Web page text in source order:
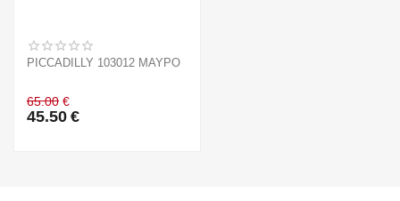
PICCADILLY 103012 ΜΑΥΡΟ
65.00 €
45.50 €